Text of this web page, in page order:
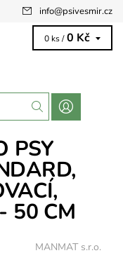
info@psivesmir.cz
0 ks / 0 Kč
PSY
50 CM
MANMAT s.r.o.